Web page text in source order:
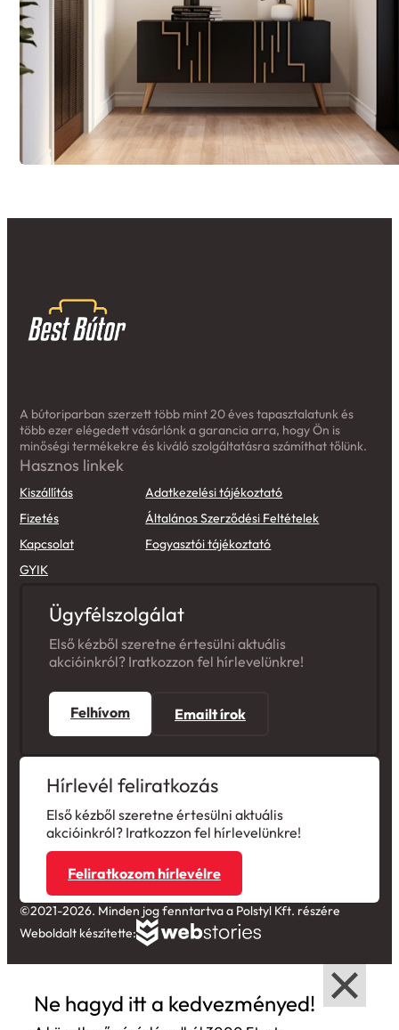
A bútoriparban szerzett több mint 20 éves tapasztalatunk és
több ezer elégedett vásárlónk a garancia arra, hogy Ön is
minőségi termékekre és kiváló szolgáltatásra számíthat tőlünk.
Hasznos linkek
Kiszállítás
Fizetés
Kapcsolat
GYIK
Adatkezelési tájékoztató
Általános Szerződési Feltételek
Fogyasztói tájékoztató
Ügyfélszolgálat
Első kézből szeretne értesülni aktuális
akcióinkról? Iratkozzon fel hírlevelünkre!
Felhívom Emailt írok
Hírlevél feliratkozás
Első kézből szeretne értesülni aktuális
akcióinkról? Iratkozzon fel hírlevelünkre!
Feliratkozom hírlevélre
©2021-2026. Minden jog fenntartva a Polstyl Kft. részére
Weboldalt készítette:
Ne hagyd itt a kedvezményed!